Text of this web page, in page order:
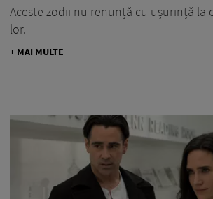
Aceste zodii nu renunță cu ușurință la
lor.
+ MAI MULTE